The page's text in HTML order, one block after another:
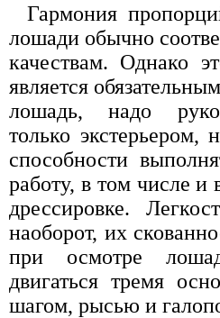
Гармония
лошади обычно
качествам. Однако
является
лошадь, надо
только
способности
работу, в том числе и
дрессировке.
наоборот, их
при осмотре
двигаться тремя
шагом, рысью и